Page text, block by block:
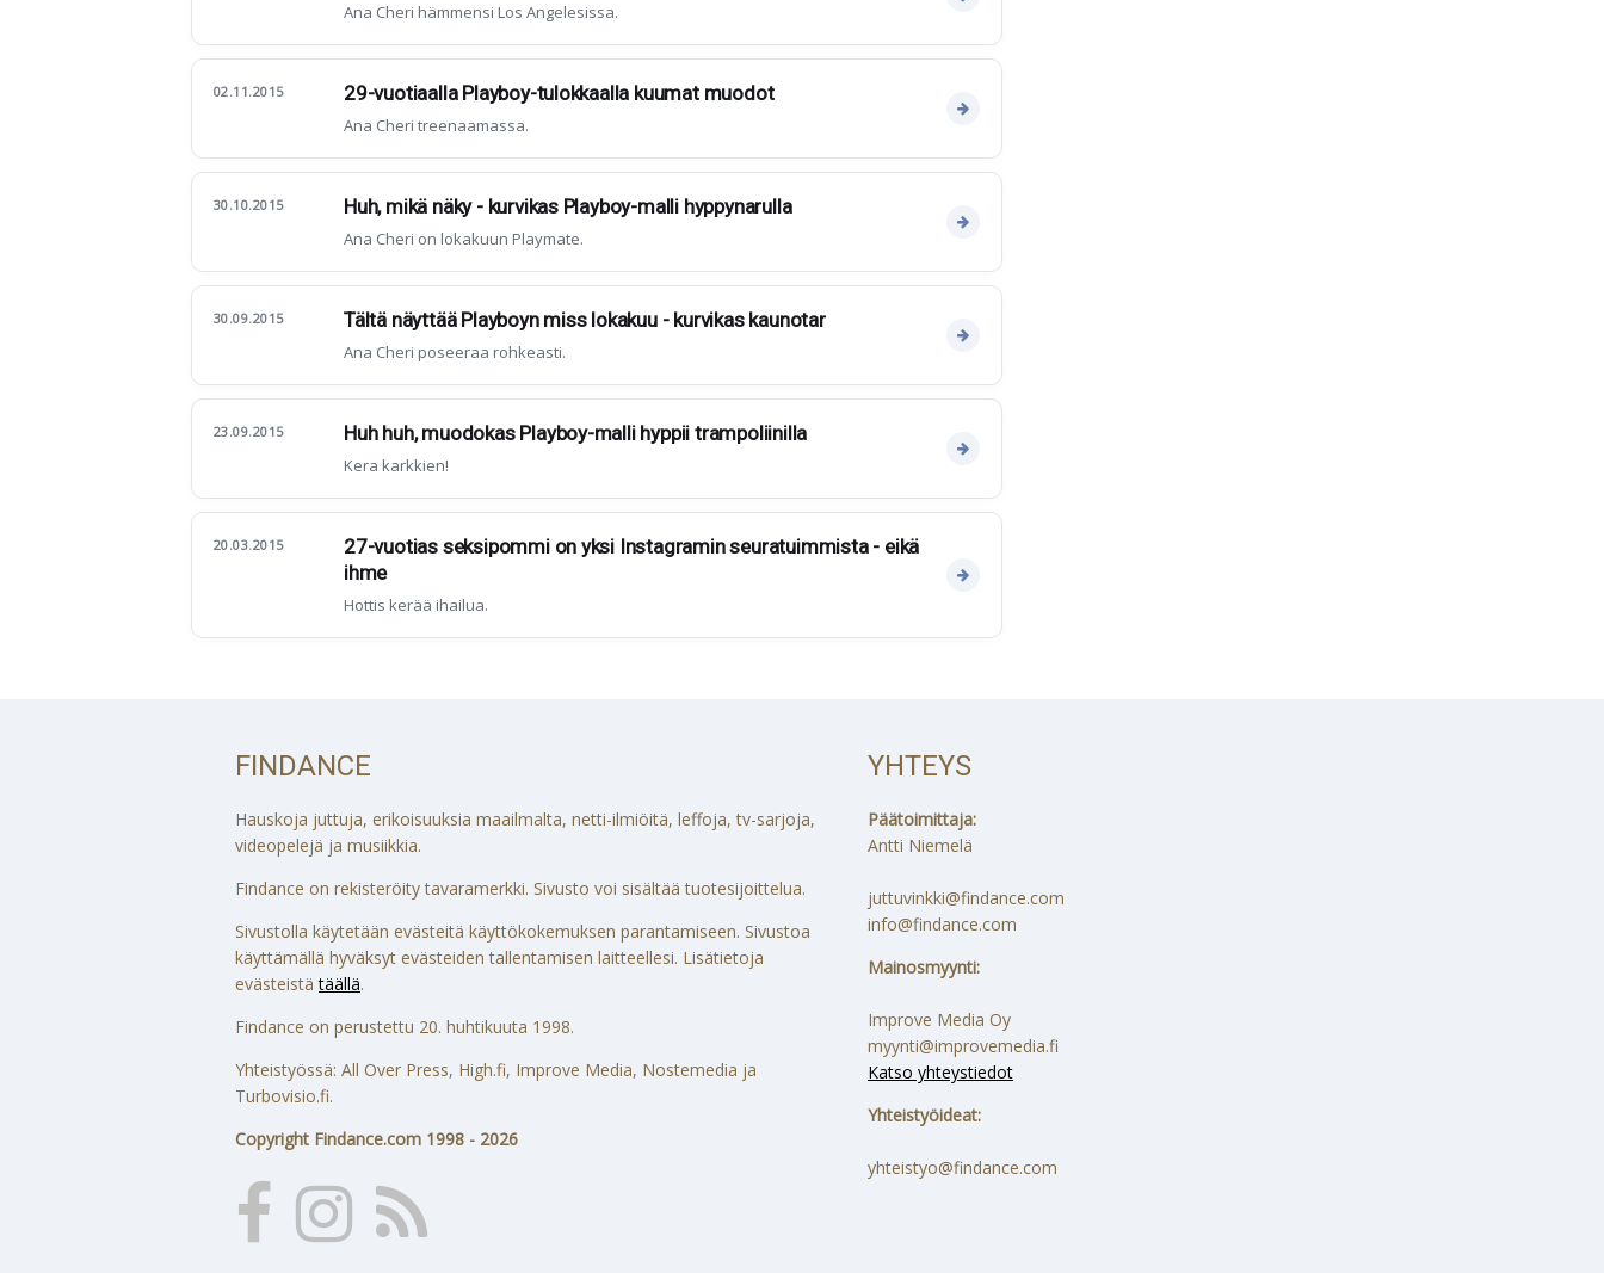
Ana Cheri hämmensi Los Angelesissa.
02.11.2015 29-vuotiaalla Playboy-tulokkaalla kuumat muodot
Ana Cheri treenaamassa.
30.10.2015 Huh, mikä näky - kurvikas Playboy-malli hyppynarulla
Ana Cheri on lokakuun Playmate.
30.09.2015 Tältä näyttää Playboyn miss lokakuu - kurvikas kaunotar
Ana Cheri poseeraa rohkeasti.
23.09.2015 Huh huh, muodokas Playboy-malli hyppii trampoliinilla
Kera karkkien!
20.03.2015
27-vuotias seksipommi on yksi Instagramin seuratuimmista - eikä
ihme
Hottis kerää ihailua.
FINDANCE
Hauskoja juttuja, erikoisuuksia maailmalta, netti-ilmiöitä, leffoja, tv-sarjoja,
videopelejä ja musiikkia.
Findance on rekisteröity tavaramerkki. Sivusto voi sisältää tuotesijoittelua.
Sivustolla käytetään evästeitä käyttökokemuksen parantamiseen. Sivustoa
käyttämällä hyväksyt evästeiden tallentamisen laitteellesi. Lisätietoja
evästeistätäällä.
Findance on perustettu 20. huhtikuuta 1998.
Yhteistyössä: All Over Press, High.fi, Improve Media, Nostemedia ja
Turbovisio.fi.
Copyright Findance.com 1998 - 2026
YHTEYS
Päätoimittaja:
Antti Niemelä
juttuvinkki@findance.com
info@findance.com
Mainosmyynti:
Improve Media Oy
myynti@improvemedia.fi
Katso yhteystiedot
Yhteistyöideat:
yhteistyo@findance.com